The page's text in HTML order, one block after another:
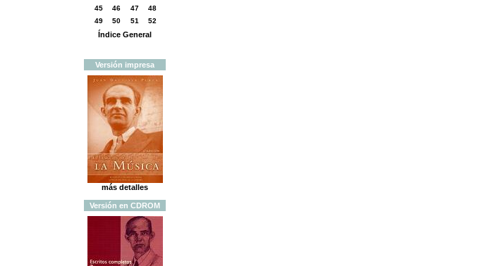
45
46 47
48
49
50 51 52
Índice General
Versión impresa
más detalles
Versión en CDROM